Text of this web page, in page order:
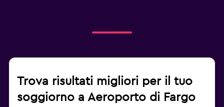
Trova risultati migliori per il tuo
soggiorno a Aeroporto di Fargo